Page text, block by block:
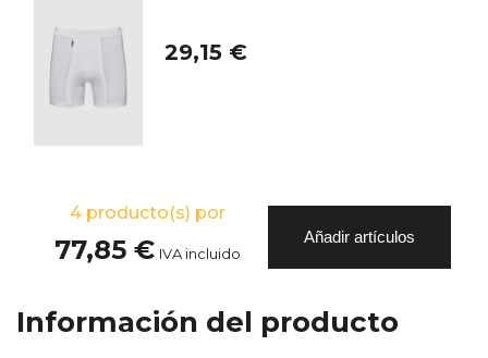
29,15 €
4producto(s) por
77,85 € IVA incluido
Añadir artículos
Información del producto